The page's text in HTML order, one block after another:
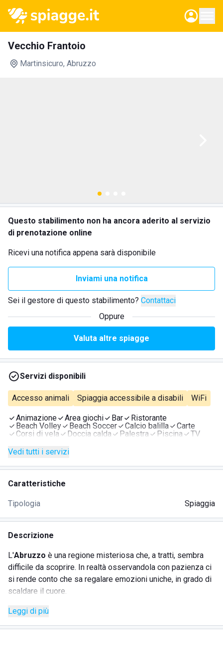
Vecchio Frantoio
Martinsicuro, Abruzzo
Questo stabilimento non ha ancora aderito al servizio
di prenotazione online
Ricevi una notifica appena sarà disponibile
Inviami una notifica
Sei il gestore di questo stabilimento? Contattaci
Oppure
Valuta altre spiagge
Servizi disponibili
Accesso animali Spiaggia accessibile a disabili WiFi
Animazione Area giochi Bar
Ristorante
Beach Volley
Beach Soccer Calcio balilla
Carte
Corsi di vela
Doccia calda Palestra Piscina
TV
Vedi tutti i servizi
Caratteristiche
Tipologia Spiaggia
Descrizione
L'Abruzzo è una regione misteriosa che, a tratti, sembra
difficile da scoprire. In realtà osservandola con pazienza ci
si rende conto che sa regalare emozioni uniche, in grado di
scaldare il cuore.
Il Vecchio Frantoio
diventa realtà e le bellezze del territorio appaiono chiare
Leggi di più